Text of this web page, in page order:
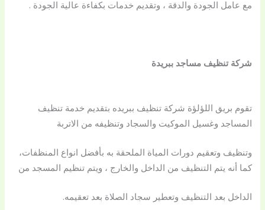
مع عامل الجودة والدقة ، وتقديم خدمات بكفاءة عالية الجودة .
شركة تنظيف مساجد ببريدة
تقوم بريق اللؤلؤة شركة تنظيف ببريده بتقديم خدمة تنظيف
المساجد وغسيل الموكيت والسجاد وتنظيفه من الاتربة
وتنظيف وتعقيم دورات المياة الملحقة به بأفضل انواع المنظفات،
كما أنه يتم التنظيف من الداخل والخارج ، ويتم تنظيم المسجد من
الداخل بعد التنظيف وتعطير سجاد الصلاة بعد تعقيمه.